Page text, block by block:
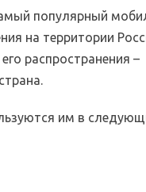
популярный
на территории
распространения –
им в